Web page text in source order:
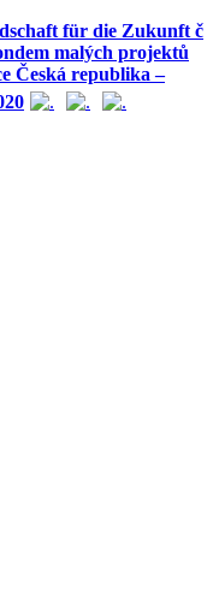
für die Zukunft č
malých projektů
Česká republika –